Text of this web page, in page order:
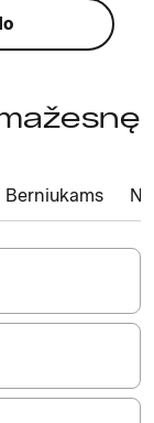
Berniukams